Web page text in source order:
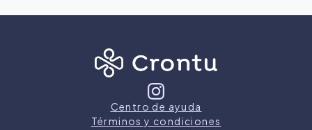
Centro de ayuda
Términos y condiciones